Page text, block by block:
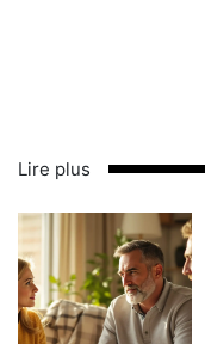
Lire plus